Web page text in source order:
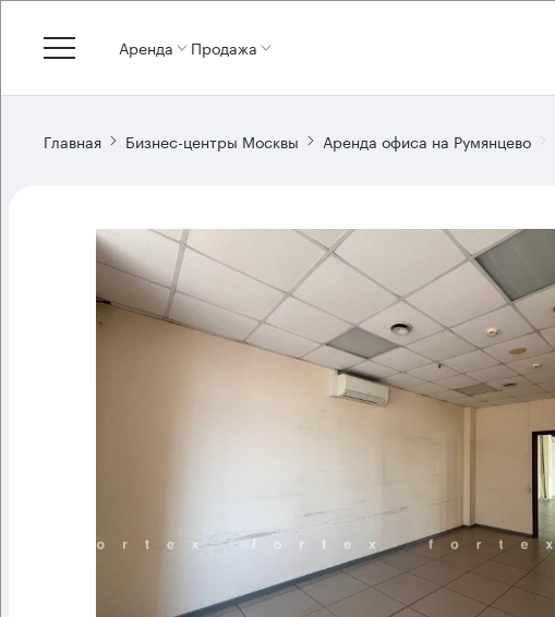
Аренда Продажа
Главная Бизнес-центры Москвы Аренда офиса на Румянцево